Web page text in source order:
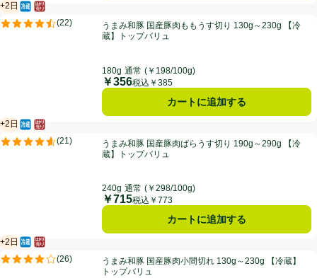
うまみ和豚 国産豚肉ももうす切り 130g～230g 【冷蔵】トップバリュ
+2日
賞味・消費期限保証：2日
冷蔵食品
はかり売り（不定貫）
(22)
評価は22件のレビューで5点中4.5点。うまみ和豚 国産豚肉ももうす切り 130g～230g 【冷
蔵】トップバリュ
180g 通常 (￥198/100g)
価格
￥356税込￥385
カートに追加する
うまみ和豚 国産豚肉ばらうす切り 190g～290g 【冷蔵】トップバリュ
+2日
賞味・消費期限保証：2日
冷蔵食品
はかり売り（不定貫）
(21)
評価は21件のレビューで5点中4.6点。うまみ和豚 国産豚肉ばらうす切り 190g～290g 【冷
蔵】トップバリュ
240g 通常 (￥298/100g)
価格
￥715税込￥773
カートに追加する
うまみ和豚 国産豚肉小間切れ 130g～230g 【冷蔵】トップバリュ
+2日
賞味・消費期限保証：2日
冷蔵食品
はかり売り（不定貫）
(26)
評価は26件のレビューで5点中4.0点。うまみ和豚 国産豚肉小間切れ 130g～230g 【冷蔵】
トップバリュ